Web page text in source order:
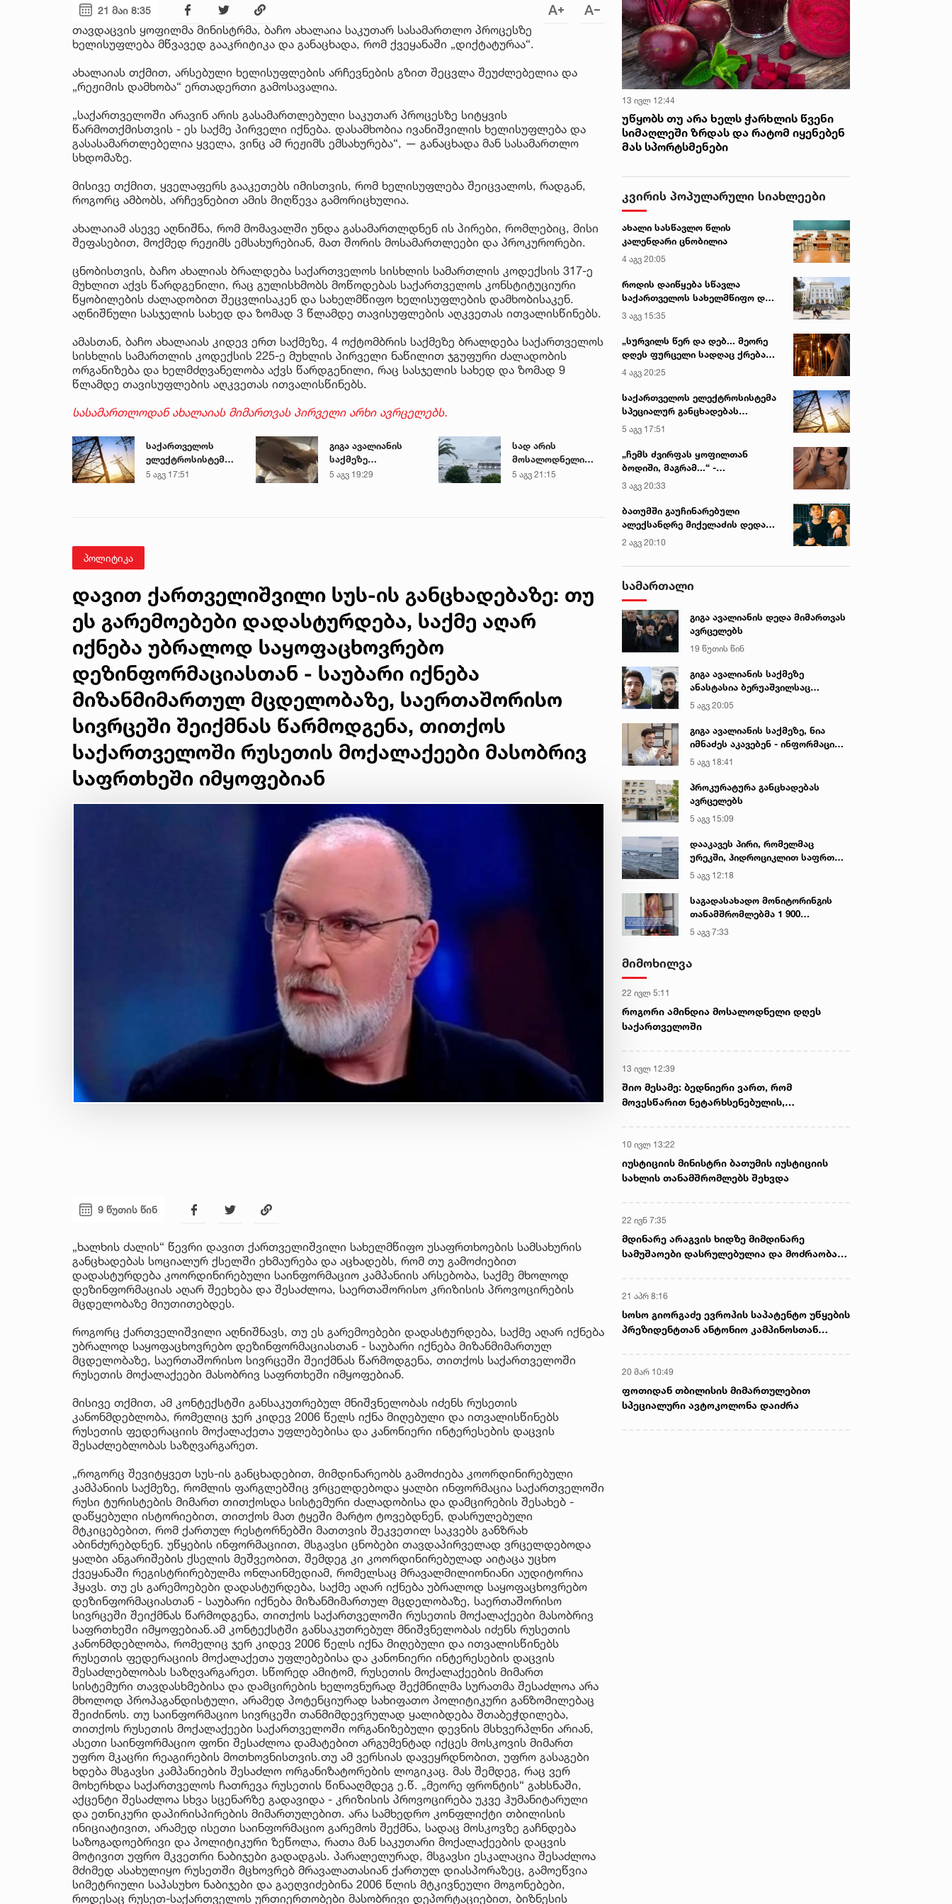
21 მაი 8:35
თავდაცვის ყოფილმა მინისტრმა, ბაჩო ახალაია საკუთარ სასამართლო პროცესზე
ხელისუფლება მწვავედ გააკრიტიკა და განაცხადა, რომ ქვეყანაში „დიქტატურაა“.
ახალაიას თქმით, არსებული ხელისუფლების არჩევნების გზით შეცვლა შეუძლებელია და
„რეჟიმის დამხობა“ ერთადერთი გამოსავალია.
„საქართველოში არავინ არის გასამართლებული საკუთარ პროცესზე სიტყვის
წარმოთქმისთვის - ეს საქმე პირველი იქნება. დასამხობია ივანიშვილის ხელისუფლება და
გასასამართლებელია ყველა, ვინც ამ რეჟიმს ემსახურება“, — განაცხადა მან სასამართლო
სხდომაზე.
მისივე თქმით, ყველაფერს გააკეთებს იმისთვის, რომ ხელისუფლება შეიცვალოს, რადგან,
როგორც ამბობს, არჩევნებით ამის მიღწევა გამორიცხულია.
ახალაიამ ასევე აღნიშნა, რომ მომავალში უნდა გასამართლდნენ ის პირები, რომლებიც, მისი
შეფასებით, მოქმედ რეჟიმს ემსახურებიან, მათ შორის მოსამართლეები და პროკურორები.
ცნობისთვის, ბაჩო ახალიას ბრალდება საქართველოს სისხლის სამართლის კოდექსის 317-ე
მუხლით აქვს წარდგენილი, რაც გულისხმობს მოწოდებას საქართველოს კონსტიტუციური
წყობილების ძალადობით შეცვლისაკენ და სახელმწიფო ხელისუფლების დამხობისაკენ.
აღნიშნული სასჯელის სახედ და ზომად 3 წლამდე თავისუფლების აღკვეთას ითვალისწინებს.
ამასთან, ბაჩო ახალაიას კიდევ ერთ საქმეზე, 4 ოქტომბრის საქმეზე ბრალდება საქართველოს
სისხლის სამართლის კოდექსის 225-ე მუხლის პირველი ნაწილით ჯგუფური ძალადობის
ორგანიზება და ხელმძღვანელობა აქვს წარდგენილი, რაც სასჯელის სახედ და ზომად 9
წლამდე თავისუფლების აღკვეთას ითვალისწინებს.
სასამართლოდან ახალაიას მიმართვას პირველი არხი ავრცელებს.
საქართველოს
ელექტროსისტემა
სპეციალურ
5 აგვ 17:51
გიგა ავალიანის
საქმეზე
დაკავებული ნია
5 აგვ 19:29
სად არის
მოსალოდნელი
წვიმა და სად
5 აგვ 21:15
პოლიტიკა
დავით ქართველიშვილი სუს-ის განცხადებაზე: თუ
ეს გარემოებები დადასტურდება, საქმე აღარ
იქნება უბრალოდ საყოფაცხოვრებო
დეზინფორმაციასთან - საუბარი იქნება
მიზანმიმართულ მცდელობაზე, საერთაშორისო
სივრცეში შეიქმნას წარმოდგენა, თითქოს
საქართველოში რუსეთის მოქალაქეები მასობრივ
საფრთხეში იმყოფებიან
9 წუთის წინ
„ხალხის ძალის“ წევრი დავით ქართველიშვილი სახელმწიფო უსაფრთხოების სამსახურის
განცხადებას სოციალურ ქსელში ეხმაურება და აცხადებს, რომ თუ გამოძიებით
დადასტურდება კოორდინირებული საინფორმაციო კამპანიის არსებობა, საქმე მხოლოდ
დეზინფორმაციას აღარ შეეხება და შესაძლოა, საერთაშორისო კრიზისის პროვოცირების
მცდელობაზე მიუთითებდეს.
როგორც ქართველიშვილი აღნიშნავს, თუ ეს გარემოებები დადასტურდება, საქმე აღარ იქნება
უბრალოდ საყოფაცხოვრებო დეზინფორმაციასთან - საუბარი იქნება მიზანმიმართულ
მცდელობაზე, საერთაშორისო სივრცეში შეიქმნას წარმოდგენა, თითქოს საქართველოში
რუსეთის მოქალაქეები მასობრივ საფრთხეში იმყოფებიან.
მისივე თქმით, ამ კონტექსტში განსაკუთრებულ მნიშვნელობას იძენს რუსეთის
კანონმდებლობა, რომელიც ჯერ კიდევ 2006 წელს იქნა მიღებული და ითვალისწინებს
რუსეთის ფედერაციის მოქალაქეთა უფლებებისა და კანონიერი ინტერესების დაცვის
შესაძლებლობას საზღვარგარეთ.
„როგორც შევიტყვეთ სუს-ის განცხადებით, მიმდინარეობს გამოძიება კოორდინირებული
კამპანიის საქმეზე, რომლის ფარგლებშიც ვრცელდებოდა ყალბი ინფორმაცია საქართველოში
რუსი ტურისტების მიმართ თითქოსდა სისტემური ძალადობისა და დამცირების შესახებ -
დაწყებული ისტორიებით, თითქოს მათ ტყეში მარტო ტოვებდნენ, დასრულებული
მტკიცებებით, რომ ქართულ რესტორნებში მათთვის შეკვეთილ საკვებს განზრახ
აბინძურებდნენ. უწყების ინფორმაციით, მსგავსი ცნობები თავდაპირველად ვრცელდებოდა
ყალბი ანგარიშების ქსელის მეშვეობით, შემდეგ კი კოორდინირებულად აიტაცა უცხო
ქვეყანაში რეგისტრირებულმა ონლაინმედიამ, რომელსაც მრავალმილიონიანი აუდიტორია
ჰყავს. თუ ეს გარემოებები დადასტურდება, საქმე აღარ იქნება უბრალოდ საყოფაცხოვრებო
დეზინფორმაციასთან - საუბარი იქნება მიზანმიმართულ მცდელობაზე, საერთაშორისო
სივრცეში შეიქმნას წარმოდგენა, თითქოს საქართველოში რუსეთის მოქალაქეები მასობრივ
საფრთხეში იმყოფებიან.ამ კონტექსტში განსაკუთრებულ მნიშვნელობას იძენს რუსეთის
კანონმდებლობა, რომელიც ჯერ კიდევ 2006 წელს იქნა მიღებული და ითვალისწინებს
რუსეთის ფედერაციის მოქალაქეთა უფლებებისა და კანონიერი ინტერესების დაცვის
შესაძლებლობას საზღვარგარეთ. სწორედ ამიტომ, რუსეთის მოქალაქეების მიმართ
სისტემური თავდასხმებისა და დამცირების ხელოვნურად შექმნილმა სურათმა შესაძლოა არა
მხოლოდ პროპაგანდისტული, არამედ პოტენციურად სახიფათო პოლიტიკური განზომილებაც
შეიძინოს. თუ საინფორმაციო სივრცეში თანმიმდევრულად ყალიბდება შთაბეჭდილება,
თითქოს რუსეთის მოქალაქეები საქართველოში ორგანიზებული დევნის მსხვერპლნი არიან,
ასეთი საინფორმაციო ფონი შესაძლოა დამატებით არგუმენტად იქცეს მოსკოვის მიმართ
უფრო მკაცრი რეაგირების მოთხოვნისთვის.თუ ამ ვერსიას დავეყრდნობით, უფრო გასაგები
ხდება მსგავსი კამპანიების შესაძლო ორგანიზატორების ლოგიკაც. მას შემდეგ, რაც ვერ
მოხერხდა საქართველოს ჩათრევა რუსეთის წინააღმდეგ ე.წ. „მეორე ფრონტის“ გახსნაში,
აქცენტი შესაძლოა სხვა სცენარზე გადავიდა - კრიზისის პროვოცირება უკვე ჰუმანიტარული
და ეთნიკური დაპირისპირების მიმართულებით. არა სამხედრო კონფლიქტი თბილისის
ინიციატივით, არამედ ისეთი საინფორმაციო გარემოს შექმნა, სადაც მოსკოვზე გაჩნდება
საზოგადოებრივი და პოლიტიკური ზეწოლა, რათა მან საკუთარი მოქალაქეების დაცვის
მოტივით უფრო მკვეთრი ნაბიჯები გადადგას. პარალელურად, მსგავსი ესკალაცია შესაძლოა
მძიმედ ასახულიყო რუსეთში მცხოვრებ მრავალათასიან ქართულ დიასპორაზეც, გამოეწვია
სიმეტრიული საპასუხო ნაბიჯები და გაეღვიძებინა 2006 წლის მტკივნეული მოგონებები,
როდესაც რუსეთ-საქართველოს ურთიერთობები მასობრივი დეპორტაციებით, ბიზნესის
13 ივლ 12:44
უწყობს თუ არა ხელს ჭარხლის წვენი
სიმაღლეში ზრდას და რატომ იყენებენ
მას სპორტსმენები
კვირის პოპულარული სიახლეები
ახალი სასწავლო წლის
კალენდარი ცნობილია
4 აგვ 20:05
როდის დაიწყება სწავლა
საქართველოს სახელმწიფო და
კერძო უნივერსიტეტებში
3 აგვ 15:35
„სურვილს წერ და დებ... მეორე
დღეს ფურცელი სადღაც ქრება
და სურვილი სრულდება...“ -
სასწაულმოქმედი ტაძარი შიდა
ქართლში
4 აგვ 20:25
საქართველოს ელექტროსისტემა
სპეციალურ განცხადებას
ავრცელებს
5 აგვ 17:51
„ჩემს ძვირფას ყოფილთან
ბოდიში, მაგრამ...“ -
ალექსანდრა პაიჭაძის
გულწრფელი აღიარება
3 აგვ 20:33
ბათუმში გაუჩინარებული
ალექსანდრე მიქელაძის დედა
მიმართვას ავრცელებს
2 აგვ 20:10
სამართალი
გიგა ავალიანის დედა მიმართვას
ავრცელებს
19 წუთის წინ
გიგა ავალიანის საქმეზე
ანასტასია ბერუაშვილსაც
აკავებენ
5 აგვ 20:05
გიგა ავალიანის საქმეზე, ნია
იმნაძეს აკავებენ - ინფორმაციას
ადვოკატი ავრცელებს
5 აგვ 18:41
პროკურატურა განცხადებას
ავრცელებს
5 აგვ 15:09
დააკავეს პირი, რომელმაც
ურეკში, ჰიდროციკლით საფრთხე
შეუქმნა ზღვაში მოქალაქეებს,
სამართალდამცველებს
სიტყვიერი შეურაცხყოფა
მიაყენა
5 აგვ 12:18
საგადასახადო მონიტორინგის
თანამშრომლებმა 1 900
კილოგრამი საქონლის ხორცის
უკანონო ტრანსპორტირების
5 აგვ 7:33
მიმოხილვა
22 ივლ 5:11
როგორი ამინდია მოსალოდნელი დღეს
საქართველოში
13 ივლ 12:39
შიო მესამე: ბედნიერი ვართ, რომ
მოვესწარით ნეტარხსენებულის,
10 ივლ 13:22
იუსტიციის მინისტრი ბათუმის იუსტიციის
სახლის თანამშრომლებს შეხვდა
22 ივნ 7:35
მდინარე არაგვის ხიდზე მიმდინარე
სამუშაოები დასრულებულია და მოძრაობა
21 აპრ 8:16
სოსო გიორგაძე ევროპის საპატენტო უწყების
პრეზიდენტთან ანტონიო კამპინოსთან
20 მარ 10:49
ფოთიდან თბილისის მიმართულებით
სპეციალური ავტოკოლონა დაიძრა